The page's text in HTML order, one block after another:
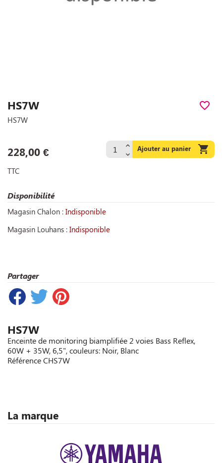
HS7W favorite_border
HS7W
228,00 € Ajouter au panier 
TTC
Disponibilité
Magasin Chalon : Indisponible
Magasin Louhans : Indisponible
Partager
HS7W
Enceinte de monitoring biamplifiée 2 voies Bass Reflex,
60W + 35W, 6,5", couleurs: Noir, Blanc
RéférenceCHS7W
La marque